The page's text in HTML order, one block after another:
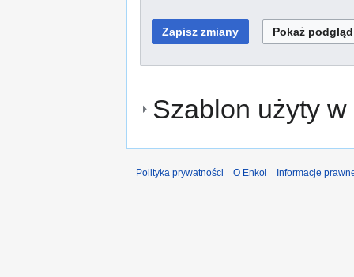
Szablon użyty
Polityka prywatności O Enkol Informacje